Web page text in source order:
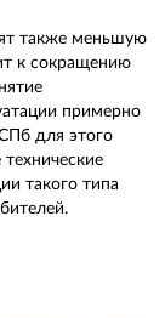
также меньшую
к сокращению
примерно
для этого
такого типа